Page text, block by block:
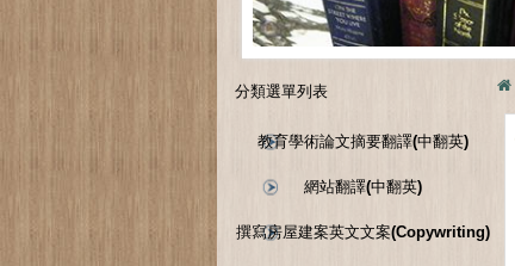
分類選單列表
教育學術論文摘要翻譯(中翻英)
網站翻譯(中翻英)
撰寫房屋建案英文文案(Copywriting)